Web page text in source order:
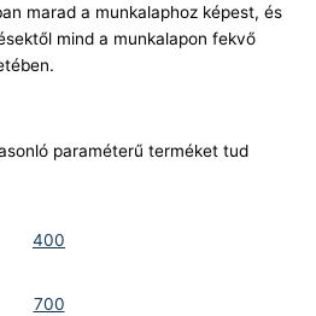
marad a munkalaphoz képest, és
mind a munkalapon fekvő
paraméterű terméket tud
400
700